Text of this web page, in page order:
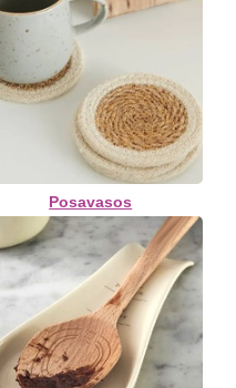
Posavasos